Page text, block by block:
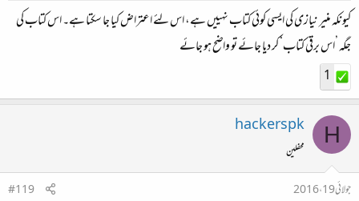
کیونکہ منیر نیازی کی ایسی کوئی کتاب نہییں ہے، اس لئے اعتراض کیا جا سکتا ہے۔ اس کتاب کی
جگہ ’اس برقی کتاب‘ کر دیا جائے تو واضح ہو جائے
1
H
hackerspk
محفلین
جولائی 19، 2016
#119